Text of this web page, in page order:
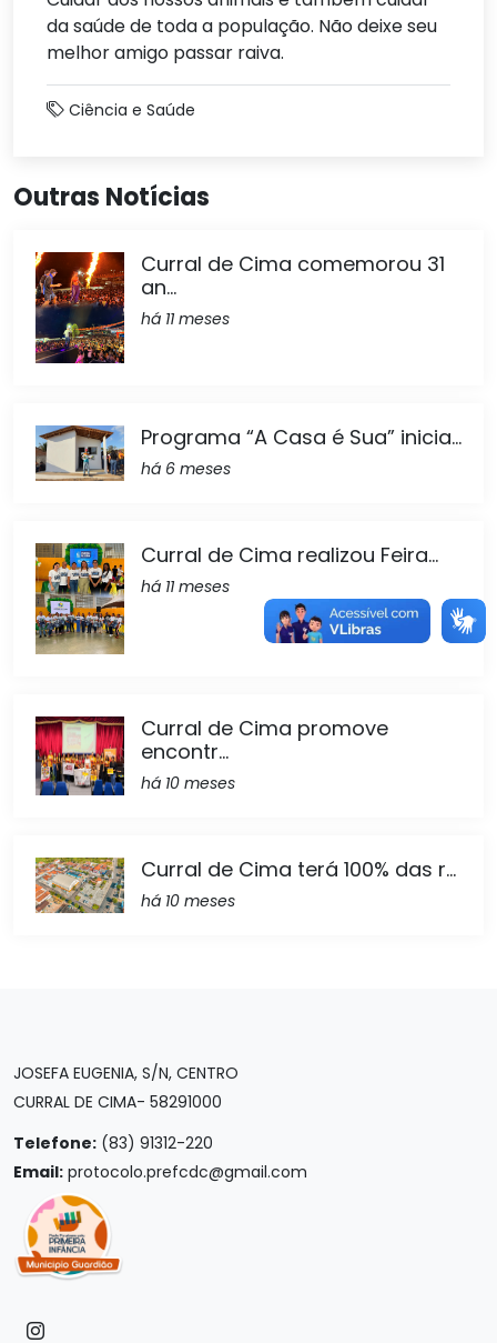
da saúde de toda a população. Não deixe seu
melhor amigo passar raiva.
Ciência e Saúde
Outras Notícias
Curral de Cima comemorou 31
an...
há 11 meses
Programa “A Casa é Sua” inicia...
há 6 meses
Curral de Cima realizou Feira...
há 11 meses
Curral de Cima promove
encontr...
há 10 meses
Curral de Cima terá 100% das r...
há 10 meses
JOSEFA EUGENIA, S/N, CENTRO
CURRAL DE CIMA- 58291000
Telefone: (83) 91312-220
Email: protocolo.prefcdc@gmail.com